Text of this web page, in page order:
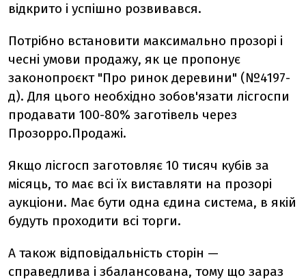
відкрито і успішно розвивався.
Потрібно встановити максимально прозорі і
чесні умови продажу, як це пропонує
законопроєкт "Про ринок деревини" (№4197-
д). Для цього необхідно зобов'язати лісгоспи
продавати 100-80% заготівель через
Прозорро.Продажі.
Якщо лісгосп заготовляє 10 тисяч кубів за
місяць, то має всі їх виставляти на прозорі
аукціони. Має бути одна єдина система, в якій
будуть проходити всі торги.
А також відповідальність сторін —
справедлива і збалансована, тому що зараз